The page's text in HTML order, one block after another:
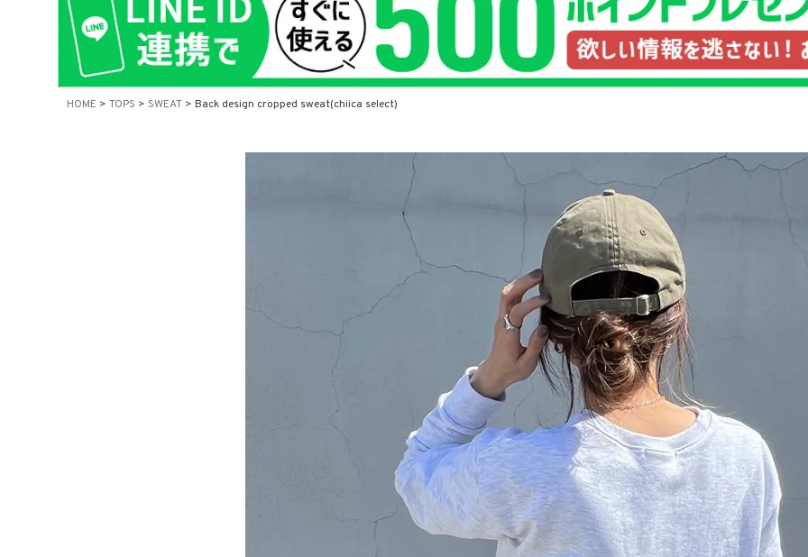
在庫なし商品
表示する
HOME TOPS SWEAT Back design cropped sweat(chiica select)